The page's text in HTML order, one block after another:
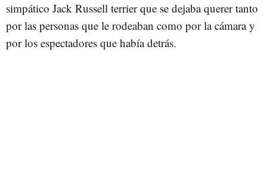
simpático Jack Russell terrier que se dejaba querer tanto
por las personas que le rodeaban como por la cámara y
por los espectadores que había detrás.